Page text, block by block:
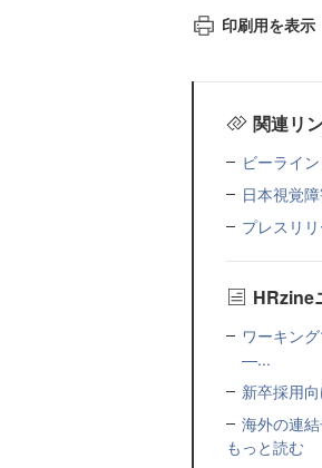
印刷用を表示
関連リ
ビーライ
日本視覚
プレスリ
HRzine
ワーキン
—...
新卒採用
海外の連
もっと読む